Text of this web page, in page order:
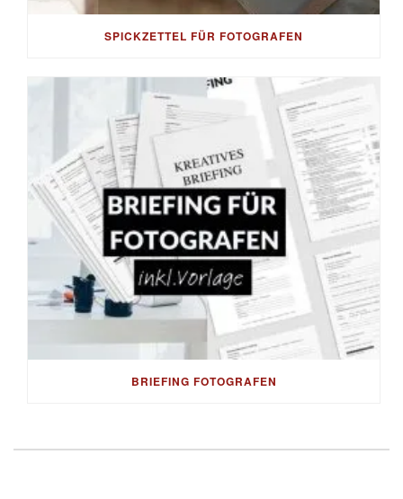
SPICKZETTEL FÜR FOTOGRAFEN
BRIEFING FOTOGRAFEN